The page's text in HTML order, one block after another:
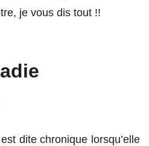
je vous dis tout !!
dite chronique lorsqu’elle